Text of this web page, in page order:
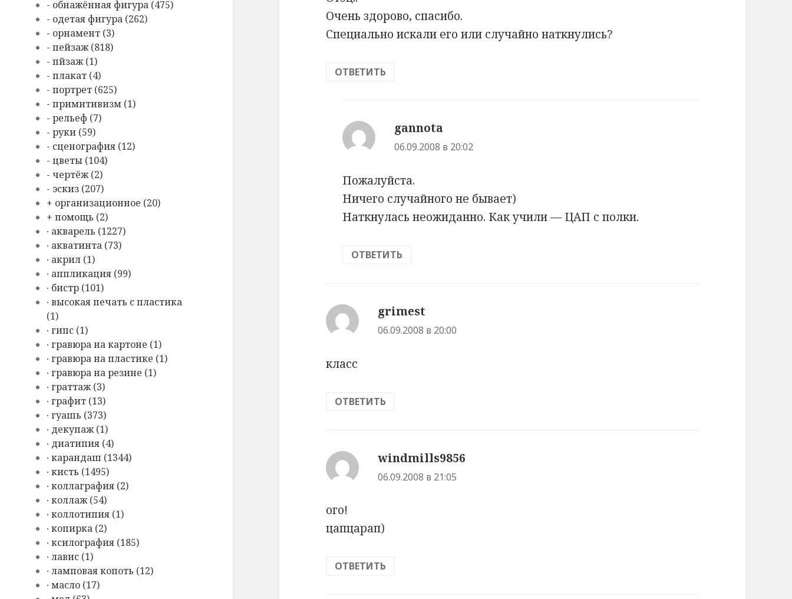
- обнажённая фигура (475)
- одетая фигура (262)
- орнамент (3)
- пейзаж (818)
- пйзаж (1)
- плакат (4)
- портрет (625)
- примитивизм (1)
- рельеф (7)
- руки (59)
- сценография (12)
- цветы (104)
- чертёж (2)
- эскиз (207)
+ организационное (20)
+ помощь (2)
∙ акварель (1227)
∙ акватинта (73)
∙ акрил (1)
∙ аппликация (99)
∙ бистр (101)
∙ высокая печать с пластика
(1)
∙ гипс (1)
∙ гравюра на картоне (1)
∙ гравюра на пластике (1)
∙ гравюра на резине (1)
∙ граттаж (3)
∙ графит (13)
∙ гуашь (373)
∙ декупаж (1)
∙ диатипия (4)
∙ карандаш (1344)
∙ кисть (1495)
∙ коллаграфия (2)
∙ коллаж (54)
∙ коллотипия (1)
∙ копирка (2)
∙ ксилография (185)
∙ лавис (1)
∙ ламповая копоть (12)
∙ масло (17)
Очень здорово, спасибо.
Специально искали его или случайно наткнулись?
ОТВЕТИТЬ
gannota
06.09.2008 в 20:02
Пожалуйста.
Ничего случайного не бывает)
Наткнулась неожиданно. Как учили — ЦАП с полки.
ОТВЕТИТЬ
grimest
06.09.2008 в 20:00
класс
ОТВЕТИТЬ
windmills9856
06.09.2008 в 21:05
ого!
цапцарап)
ОТВЕТИТЬ